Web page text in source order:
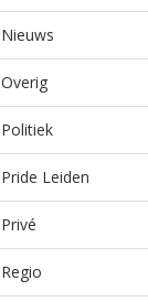
Nieuws
Overig
Politiek
Pride Leiden
Privé
Regio